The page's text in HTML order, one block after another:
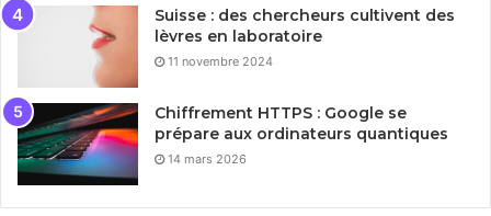
Suisse : des chercheurs cultivent des
lèvres en laboratoire
11 novembre 2024
Chiffrement HTTPS : Google se
prépare aux ordinateurs quantiques
14 mars 2026